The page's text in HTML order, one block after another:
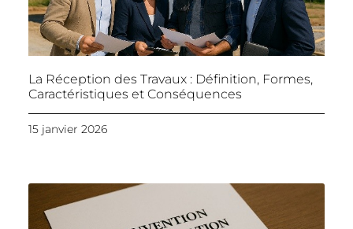
La Réception des Travaux : Définition, Formes,
Caractéristiques et Conséquences
15 janvier 2026